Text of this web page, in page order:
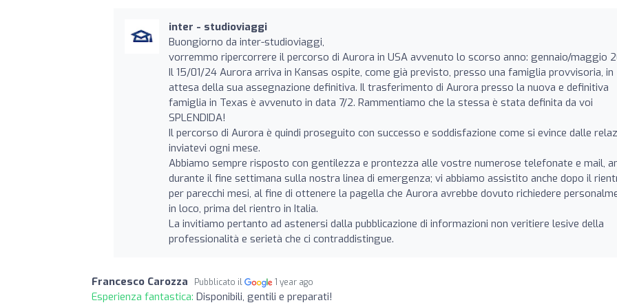
inter - studioviaggi
Buongiorno da inter-studioviaggi,
vorremmo ripercorrere il percorso di Aurora in USA avvenuto lo scorso anno: gennaio/maggio
Il 15/01/24 Aurora arriva in Kansas ospite, come già previsto, presso una famiglia provvisoria, in
attesa della sua assegnazione definitiva. Il trasferimento di Aurora presso la nuova e definitiva
famiglia in Texas è avvenuto in data 7/2. Rammentiamo che la stessa è stata definita da voi
SPLENDIDA!
Il percorso di Aurora è quindi proseguito con successo e soddisfazione come si evince dalle
inviatevi ogni mese.
Abbiamo sempre risposto con gentilezza e prontezza alle vostre numerose telefonate e mail,
durante il fine settimana sulla nostra linea di emergenza; vi abbiamo assistito anche dopo il
per parecchi mesi, al fine di ottenere la pagella che Aurora avrebbe dovuto richiedere
in loco, prima del rientro in Italia.
La invitiamo pertanto ad astenersi dalla pubblicazione di informazioni non veritiere lesive della
professionalità e serietà che ci contraddistingue.
Francesco Carozza Pubblicato il 1 year ago
Esperienza fantastica: Disponibili, gentili e preparati!